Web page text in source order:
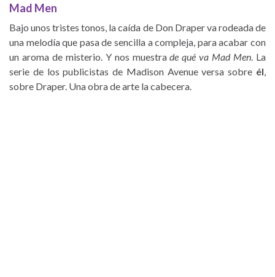
Mad Men
Bajo unos tristes tonos, la caída de Don Draper va rodeada de
una melodía que pasa de sencilla a compleja, para acabar con
un aroma de misterio. Y nos muestrade qué va Mad Men . La
serie de los publicistas de Madison Avenue versa sobre él
sobre Draper. Una obra de arte la cabecera.